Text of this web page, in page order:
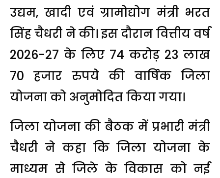
उद्यम, खादी एवं ग्रामोद्योग मंत्री भरत
सिंह चैधरी ने की। इस दौरान वित्तीय वर्ष
2026-27 के लिए 74 करोड़ 23 लाख
70 हजार रुपये की वार्षिक जिला
योजना को अनुमोदित किया गया।
जिला योजना की बैठक में प्रभारी मंत्री
चैधरी ने कहा कि जिला योजना के
माध्यम से जिले के विकास को नई